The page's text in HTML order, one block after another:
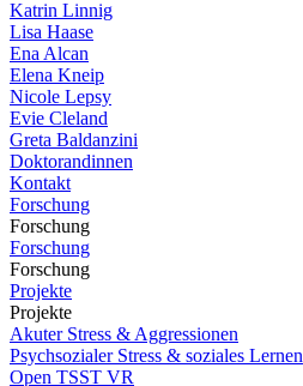
Katrin Linnig
Lisa Haase
Ena Alcan
Elena Kneip
Nicole Lepsy
Evie Cleland
Greta Baldanzini
Doktorandinnen
Kontakt
Forschung
Forschung
Forschung
Forschung
Projekte
Projekte
Akuter Stress & Aggressionen
Psychsozialer Stress & soziales Lernen
Open TSST VR